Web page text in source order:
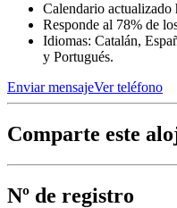
Calendario actualizado
Responde al 78% de
Idiomas: Catalán,
y Portugués.
Enviar mensajeVer teléfono
Comparte este
Nº de registro